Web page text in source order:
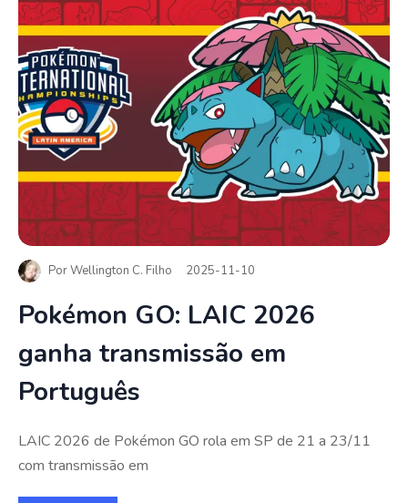
PorWellington C. Filho 2025-11-10
Pokémon GO: LAIC 2026
ganha transmissão em
Português
LAIC 2026 de Pokémon GO rola em SP de 21 a 23/11
com transmissão em